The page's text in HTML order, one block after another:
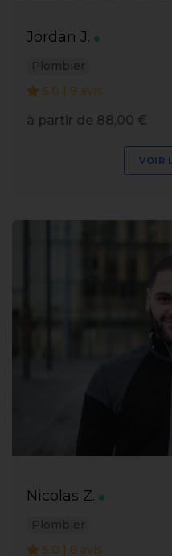
Jordan J.
Plombier
5.0 | 9 avis
à partir de 88,00 €
VOIR
Nicolas Z.
Plombier
5.0 | 8 avis